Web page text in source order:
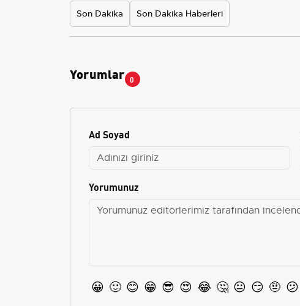
Son Dakika Son Dakika Haberleri
Yorumlar 0
Ad Soyad
Yorumunuz
😀 🙂 😊 😁 😎 😍 😂 🤔 😐 😏 🤨 😕